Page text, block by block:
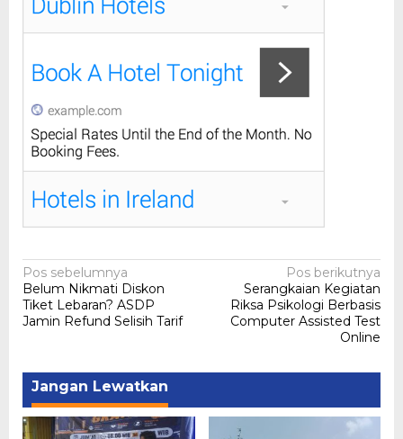
Navigasi
pos
Pos sebelumnya
Belum Nikmati Diskon
Tiket Lebaran? ASDP
Jamin Refund Selisih Tarif
Pos berikutnya
Serangkaian Kegiatan
Riksa Psikologi Berbasis
Computer Assisted Test
Online
Jangan Lewatkan